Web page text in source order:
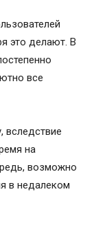
это делают. В
все
вследствие
на
возможно
в недалеком